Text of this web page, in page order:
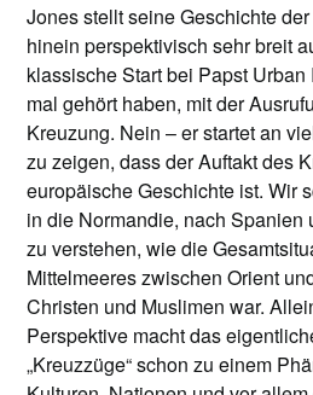
Jones stellt seine Geschichte
hinein perspektivisch sehr breit
klassische Start bei Papst
mal gehört haben, mit der
Kreuzung. Nein – er startet an
zu zeigen, dass der Auftakt des
europäische Geschichte ist. Wir
in die Normandie, nach Spanien
zu verstehen, wie die
Mittelmeeres zwischen Orient
Christen und Muslimen war.
Perspektive macht das
„Kreuzzüge“ schon zu einem